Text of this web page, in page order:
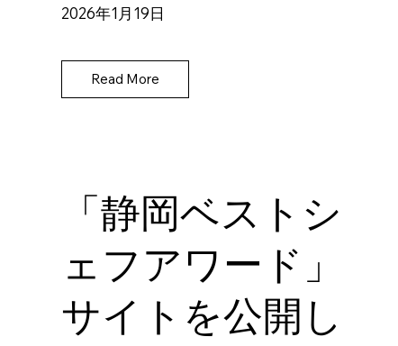
2026年1月19日
Read More
「静岡ベストシ
ェフアワード」
サイトを公開し